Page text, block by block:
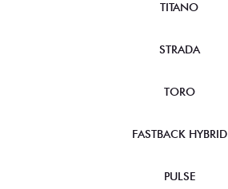
TITANO
STRADA
TORO
FASTBACK HYBRID
PULSE